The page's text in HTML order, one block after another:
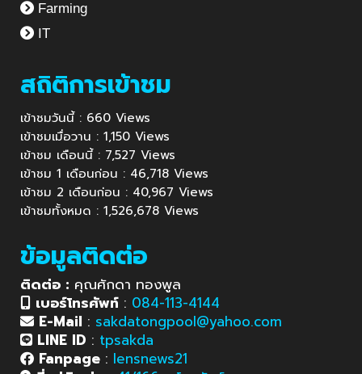
Farming
IT
สถิติการเข้าชม
เข้าชมวันนี้ : 660 Views
เข้าชมเมื่อวาน : 1,150 Views
เข้าชม เดือนนี้ : 7,527 Views
เข้าชม 1 เดือนก่อน : 46,718 Views
เข้าชม 2 เดือนก่อน : 40,967 Views
เข้าชมทั้งหมด : 1,526,678 Views
ข้อมูลติดต่อ
ติดต่อ : คุณศักดา ทองพูล
เบอร์โทรศัพท์ : 084-113-4144
E-Mail : sakdatongpool@yahoo.com
LINE ID : tpsakda
Fanpage : lensnews21